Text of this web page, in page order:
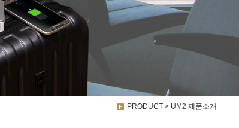
PRODUCT > UM2 제품소개